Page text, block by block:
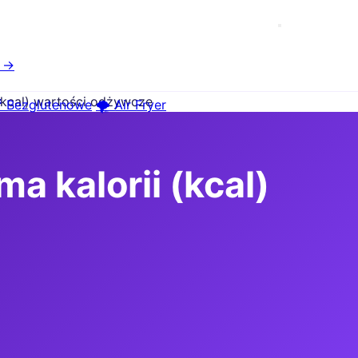
→
Bezglutenowe 🌪️ Air Fryer
wartości odżywcze
kalorii (kcal)